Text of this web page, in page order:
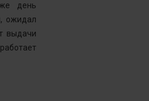
день
ожидал
выдачи